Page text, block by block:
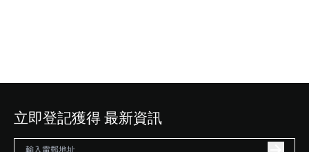
立即登記獲得 最新資訊